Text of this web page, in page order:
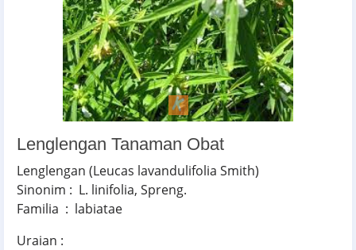
Lenglengan Tanaman Obat
Lenglengan (Leucas lavandulifolia Smith)
Sinonim : L. linifolia, Spreng.
Familia : labiatae
Uraian :